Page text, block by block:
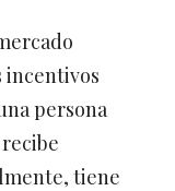
incentivos
persona
tiene